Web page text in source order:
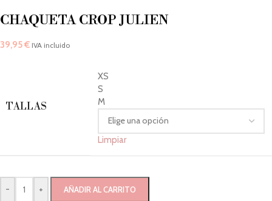
CHAQUETA CROP JULIEN
39,95€ IVA incluido
TALLAS
XS
S
M
Limpiar
- + AÑADIR AL CARRITO